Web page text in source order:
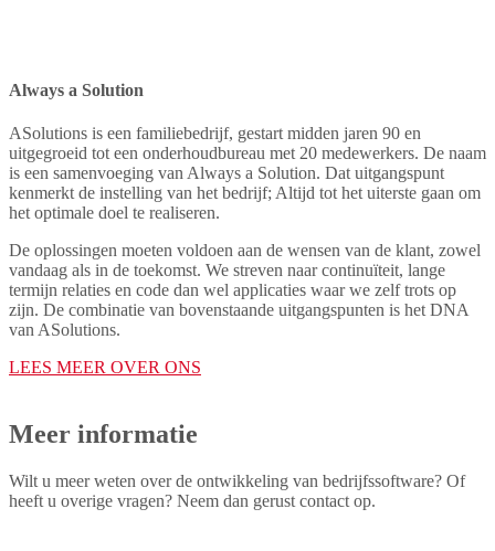
Always a Solution
ASolutions is een familiebedrijf, gestart midden jaren 90 en
uitgegroeid tot een onderhoudbureau met 20 medewerkers. De naam
is een samenvoeging van Always a Solution. Dat uitgangspunt
kenmerkt de instelling van het bedrijf; Altijd tot het uiterste gaan om
het optimale doel te realiseren.
De oplossingen moeten voldoen aan de wensen van de klant, zowel
vandaag als in de toekomst. We streven naar continuïteit, lange
termijn relaties en code dan wel applicaties waar we zelf trots op
zijn. De combinatie van bovenstaande uitgangspunten is het DNA
van ASolutions.
LEES MEER OVER ONS
Meer informatie
Wilt u meer weten over de ontwikkeling van bedrijfssoftware? Of
heeft u overige vragen? Neem dan gerust contact op.